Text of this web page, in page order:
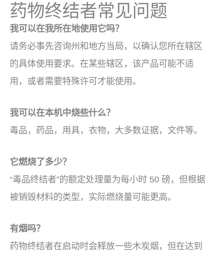
药物终结者常见问题
我可以在我所在地使用它吗？
请务必事先咨询州和地方当局，以确认您所在辖区
的具体使用要求。在某些辖区，该产品可能不适
用，或者需要特殊许可才能使用。
我可以在本机中烧些什么？
毒品，药品，用具，衣物，大多数证据，文件等。
它燃烧了多少？
“毒品终结者”的额定处理量为每小时 50 磅，但根据
被销毁材料的类型，实际燃烧量可能更高。
有烟吗？
药物终结者在启动时会释放一些木炭烟，但在达到